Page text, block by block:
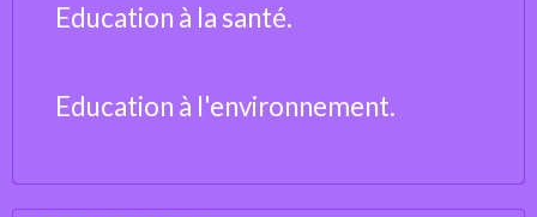
Education à la santé.
Education à l'environnement.